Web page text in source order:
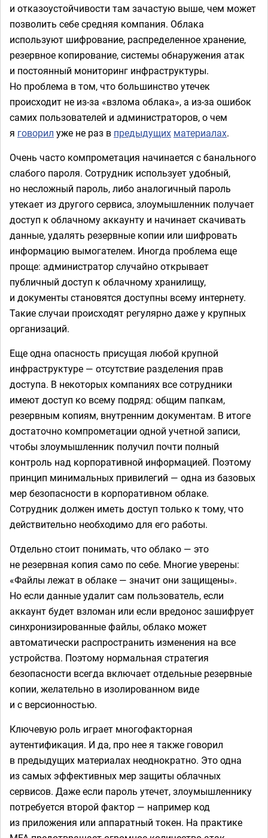
и отказоустойчивости там зачастую выше, чем может
позволить себе средняя компания. Облака
используют шифрование, распределенное хранение,
резервное копирование, системы обнаружения атак
и постоянный мониторинг инфраструктуры.
Но проблема в том, что большинство утечек
происходит не из-за «взлома облака», а из-за ошибок
самих пользователей и администраторов, о чем
я говорил уже не раз в предыдущих материалах.
Очень часто компрометация начинается с банального
слабого пароля. Сотрудник использует удобный,
но несложный пароль, либо аналогичный пароль
утекает из другого сервиса, злоумышленник получает
доступ к облачному аккаунту и начинает скачивать
данные, удалять резервные копии или шифровать
информацию вымогателем. Иногда проблема еще
проще: администратор случайно открывает
публичный доступ к облачному хранилищу,
и документы становятся доступны всему интернету.
Такие случаи происходят регулярно даже у крупных
организаций.
Еще одна опасность присущая любой крупной
инфраструктуре — отсутствие разделения прав
доступа. В некоторых компаниях все сотрудники
имеют доступ ко всему подряд: общим папкам,
резервным копиям, внутренним документам. В итоге
достаточно компрометации одной учетной записи,
чтобы злоумышленник получил почти полный
контроль над корпоративной информацией. Поэтому
принцип минимальных привилегий — одна из базовых
мер безопасности в корпоративном облаке.
Сотрудник должен иметь доступ только к тому, что
действительно необходимо для его работы.
Отдельно стоит понимать, что облако — это
не резервная копия само по себе. Многие уверены:
«Файлы лежат в облаке — значит они защищены».
Но если данные удалит сам пользователь, если
аккаунт будет взломан или если вредонос зашифрует
синхронизированные файлы, облако может
автоматически распространить изменения на все
устройства. Поэтому нормальная стратегия
безопасности всегда включает отдельные резервные
копии, желательно в изолированном виде
и с версионностью.
Ключевую роль играет многофакторная
аутентификация. И да, про нее я также говорил
в предыдущих материалах неоднократно. Это одна
из самых эффективных мер защиты облачных
сервисов. Даже если пароль утечет, злоумышленнику
потребуется второй фактор — например код
из приложения или аппаратный токен. На практике